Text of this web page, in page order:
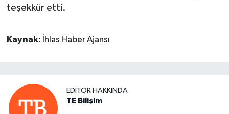
teşekkür etti.
Kaynak: İhlas Haber Ajansı
EDITÖR HAKKINDA
TE Bilişim